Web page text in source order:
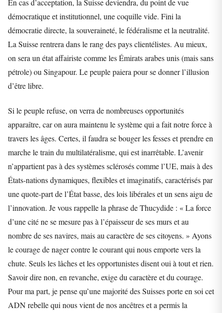
démocratique et institutionnel, une coquille vide. Fini la
démocratie directe, la souveraineté, le fédéralisme et la neutralité.
La Suisse rentrera dans le rang des pays clientélistes. Au mieux,
on sera un état affairiste comme les Émirats arabes unis (mais sans
pétrole) ou Singapour. Le peuple paiera pour se donner l’illusion
d’être libre.
Si le peuple refuse, on verra de nombreuses opportunités
apparaître, car on aura maintenu le système qui a fait notre force à
travers les âges. Certes, il faudra se bouger les fesses et prendre en
marche le train du multilatéralisme, qui est inarrêtable. L’avenir
n’appartient pas à des systèmes sclérosés comme l’UE, mais à des
États-nations dynamiques, flexibles et imaginatifs, caractérisés par
une quote-part de l’État basse, des lois libérales et un sens aigu de
l’innovation. Je vous rappelle la phrase de Thucydide : « La force
d’une cité ne se mesure pas à l’épaisseur de ses murs et au
nombre de ses navires, mais au caractère de ses citoyens. » Ayons
le courage de nager contre le courant qui nous emporte vers la
chute. Seuls les lâches et les opportunistes disent oui à tout et rien.
Savoir dire non, en revanche, exige du caractère et du courage.
Pour ma part, je pense qu’une majorité des Suisses porte en soi cet
ADN rebelle qui nous vient de nos ancêtres et a permis la